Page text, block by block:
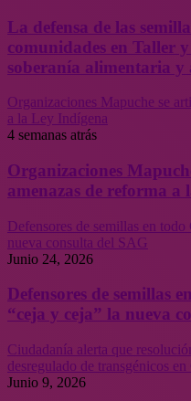
La defensa de las
comunidades en Taller
soberanía alimentaria y
Organizaciones Mapuche se
a la Ley Indígena
4 semanas atrás
Organizaciones
amenazas de reforma a
Defensores de semillas en
nueva consulta del SAG
Junio 24, 2026
Defensores de semillas
“ceja y ceja” la nueva
Ciudadanía alerta que
desregulado de transgénicos en
Junio 9, 2026